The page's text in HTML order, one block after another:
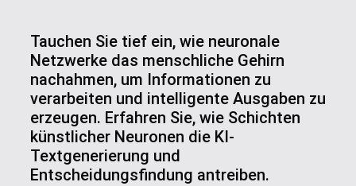
Tauchen Sie tief ein, wie neuronale
Netzwerke das menschliche Gehirn
nachahmen, um Informationen zu
verarbeiten und intelligente Ausgaben zu
erzeugen. Erfahren Sie, wie Schichten
künstlicher Neuronen die KI-
Textgenerierung und
Entscheidungsfindung antreiben.